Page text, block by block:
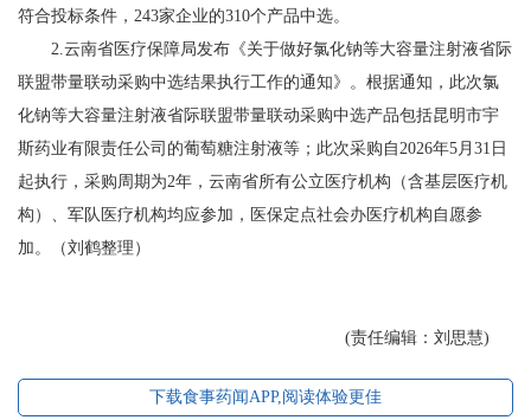
符合投标条件，243家企业的310个产品中选。
2.云南省医疗保障局发布《关于做好氯化钠等大容量注射液省际
联盟带量联动采购中选结果执行工作的通知》。根据通知，此次氯
化钠等大容量注射液省际联盟带量联动采购中选产品包括昆明市宇
斯药业有限责任公司的葡萄糖注射液等；此次采购自2026年5月31日
起执行，采购周期为2年，云南省所有公立医疗机构（含基层医疗机
构）、军队医疗机构均应参加，医保定点社会办医疗机构自愿参
加。（刘鹤整理）
(责任编辑：刘思慧)
下载食事药闻APP,阅读体验更佳